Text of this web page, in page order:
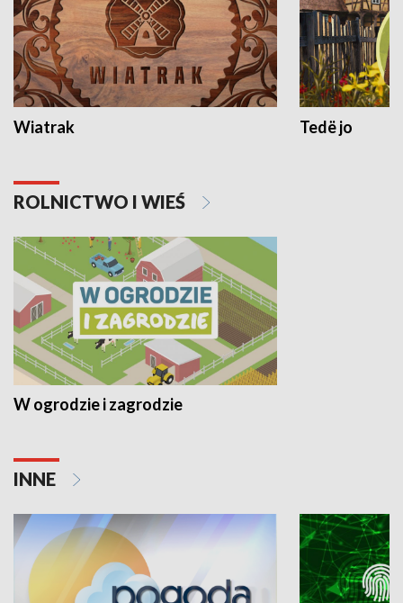
Wiatrak Tedë jo
ROLNICTWO I WIEŚ
W ogrodzie i zagrodzie
INNE